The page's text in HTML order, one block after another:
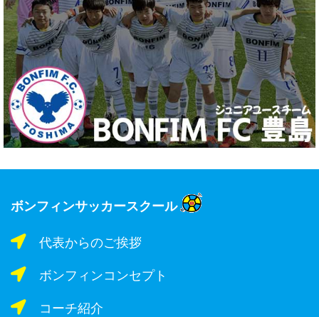
ボンフィンサッカースクール
代表からのご挨拶
ボンフィンコンセプト
コーチ紹介